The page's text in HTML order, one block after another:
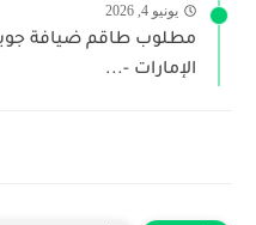
يونيو 4, 2026
مطلوب طاقم ضيافة
الإمارات -...